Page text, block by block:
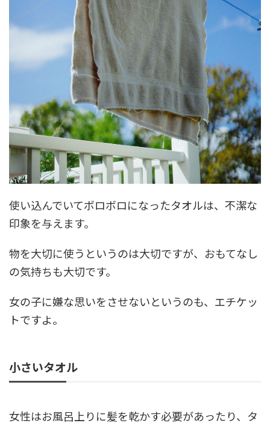
使い込んでいてボロボロになったタオルは、不潔な
印象を与えます。
物を大切に使うというのは大切ですが、おもてなし
の気持ちも大切です。
女の子に嫌な思いをさせないというのも、エチケッ
トですよ。
小さいタオル
女性はお風呂上りに髪を乾かす必要があったり、タ